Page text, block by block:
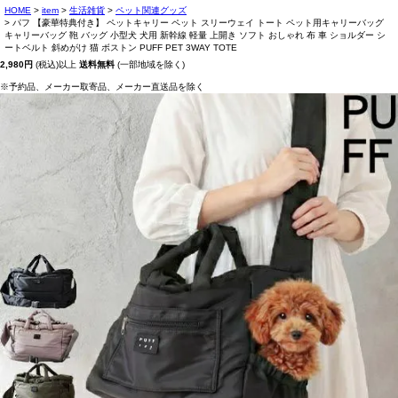
HOME item 生活雑貨
ペット関連グッズ
パフ 【豪華特典付き】 ペットキャリー ペット スリーウェイ トート ペット用キャリーバッグ
キャリーバッグ 鞄 バッグ 小型犬 犬用 新幹線 軽量 上開き ソフト おしゃれ 布 車 ショルダー シ
ートベルト 斜めがけ 猫 ボストン PUFF PET 3WAY TOTE
2,980円 (税込)以上 送料無料 (一部地域を除く)
※予約品、メーカー取寄品、メーカー直送品を除く